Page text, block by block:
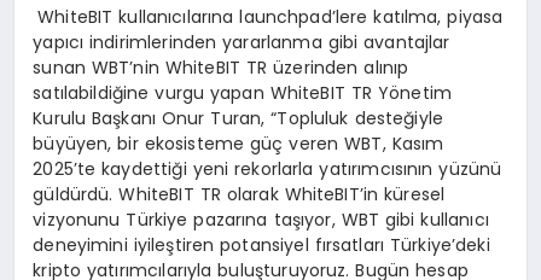
WhiteBIT kullanıcılarına launchpad’lere katılma, piyasa
yapıcı indirimlerinden yararlanma gibi avantajlar
sunan WBT’nin WhiteBIT TR üzerinden alınıp
satılabildiğine vurgu yapan WhiteBIT TR Yönetim
Kurulu Başkanı Onur Turan, “Topluluk desteğiyle
büyüyen, bir ekosisteme güç veren WBT, Kasım
2025’te kaydettiği yeni rekorlarla yatırımcısının yüzünü
güldürdü. WhiteBIT TR olarak WhiteBIT’in küresel
vizyonunu Türkiye pazarına taşıyor, WBT gibi kullanıcı
deneyimini iyileştiren potansiyel fırsatları Türkiye’deki
kripto yatırımcılarıyla buluşturuyoruz. Bugün hesap